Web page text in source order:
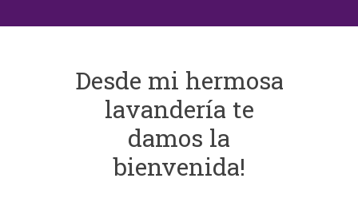
Desde mi hermosa
lavandería te
damos la
bienvenida!